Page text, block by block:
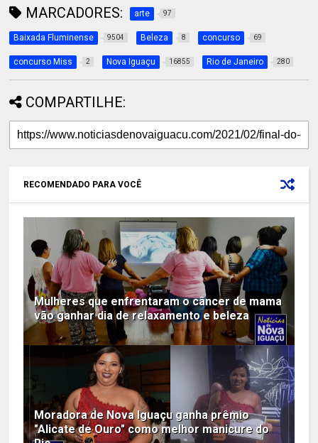
MARCADORES: arte 97
Baixada Fluminense 9504 Beleza 8 concurso 69
concurso Miss 2 Nova Iguaçu 16855 Rio de Janeiro 280
COMPARTILHE:
RECOMENDADO PARA VOCÊ
Mulheres que enfrentaram o câncer de mama
vão ganhar dia de relaxamento e beleza
Moradora de Nova Iguaçu ganha prêmio
"Alicate de Ouro" como melhor manicure do